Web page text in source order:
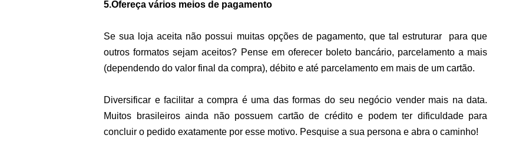
5.Ofereça vários meios de pagamento
Se sua loja aceita não possui muitas opções de pagamento, que tal estruturar  para que
outros formatos sejam aceitos? Pense em oferecer boleto bancário, parcelamento a mais
(dependendo do valor final da compra), débito e até parcelamento em mais de um cartão.
Diversificar e facilitar a compra é uma das formas do seu negócio vender mais na data.
Muitos brasileiros ainda não possuem cartão de crédito e podem ter dificuldade para
concluir o pedido exatamente por esse motivo. Pesquise a sua persona e abra o caminho!